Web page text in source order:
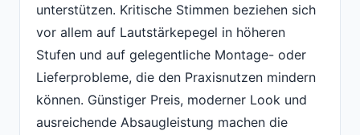
unterstützen. Kritische Stimmen beziehen sich
vor allem auf Lautstärkepegel in höheren
Stufen und auf gelegentliche Montage- oder
Lieferprobleme, die den Praxisnutzen mindern
können. Günstiger Preis, moderner Look und
ausreichende Absaugleistung machen die